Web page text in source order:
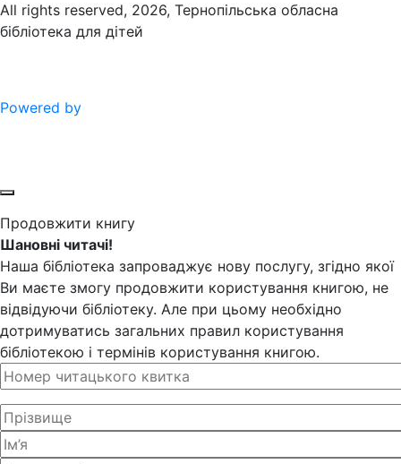
All rights reserved, 2026, Тернопільська обласна
бібліотека для дітей
Powered by
Продовжити книгу
Шановні читачі!
Наша бібліотека запроваджує нову послугу, згідно якої
Ви маєте змогу продовжити користування книгою, не
відвідуючи бібліотеку. Але при цьому необхідно
дотримуватись загальних правил користування
бібліотекою і термінів користування книгою.